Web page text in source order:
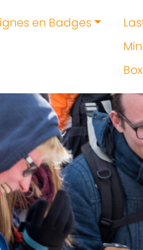
en Badges
Box